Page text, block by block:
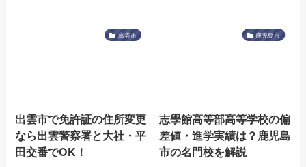
出雲市
出雲市で免許証の住所変更
なら出雲警察署と大社・平
田交番でOK！
鹿児島市
志學館高等部高等学校の偏
差値・進学実績は？鹿児島
市の名門校を解説